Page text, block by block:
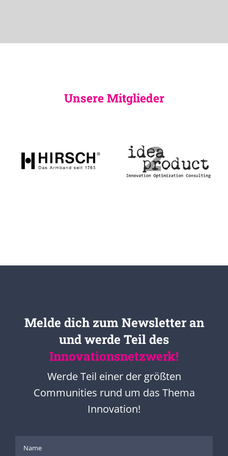
Unsere Mitglieder
Melde dich zum Newsletter an
und werde Teil des
Innovationsnetzwerk!
Werde Teil einer der größten
Communities rund um das Thema
Innovation!